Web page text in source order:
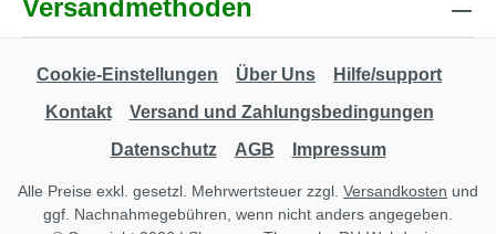
Versandmethoden
Cookie-Einstellungen Über Uns
Hilfe/support
Kontakt
Versand und Zahlungsbedingungen
Datenschutz
AGB Impressum
Alle Preise exkl. gesetzl. Mehrwertsteuer zzgl. Versandkosten und
ggf. Nachnahmegebühren, wenn nicht anders angegeben.